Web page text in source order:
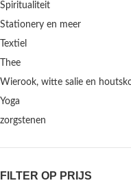
Spiritualiteit
Stationery en meer
Textiel
Thee
Wierook, witte salie en
Yoga
zorgstenen
FILTER OP PRIJS